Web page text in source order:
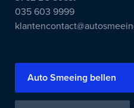
035 603 9999
Auto Smeeing bellen